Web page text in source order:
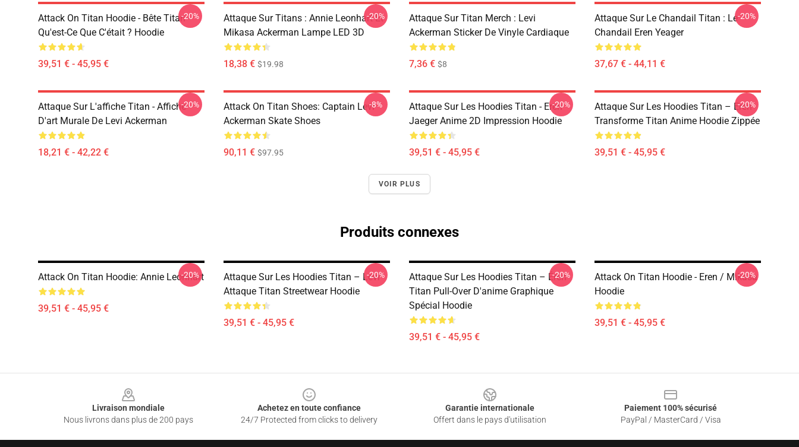
Attack On Titan Hoodie - Bête Titan -
Qu'est-Ce Que C'était ? Hoodie
39,51 € - 45,95 €
-20%
Attaque Sur Titans : Annie Leonhart Et
Mikasa Ackerman Lampe LED 3D
18,38 € $19.98
-20%
Attaque Sur Titan Merch : Levi
Ackerman Sticker De Vinyle Cardiaque
7,36 € $8
Attaque Sur Le Chandail Titan : Le
Chandail Eren Yeager
37,67 € - 44,11 €
-20%
Attaque Sur L'affiche Titan - Affiche
D'art Murale De Levi Ackerman
18,21 € - 42,22 €
-20%
Attack On Titan Shoes: Captain Levi
Ackerman Skate Shoes
90,11 € $97.95
-8%
Attaque Sur Les Hoodies Titan - Eren
Jaeger Anime 2D Impression Hoodie
39,51 € - 45,95 €
-20%
Attaque Sur Les Hoodies Titan – Eren
Transforme Titan Anime Hoodie Zippée
39,51 € - 45,95 €
-20%
VOIR PLUS
Produits connexes
Attack On Titan Hoodie: Annie Leonhart
39,51 € - 45,95 €
-20%
Attaque Sur Les Hoodies Titan – Levi
Attaque Titan Streetwear Hoodie
39,51 € - 45,95 €
-20%
Attaque Sur Les Hoodies Titan – Éren
Titan Pull-Over D'anime Graphique
Spécial Hoodie
39,51 € - 45,95 €
-20%
Attack On Titan Hoodie - Eren / Mikasa
Hoodie
39,51 € - 45,95 €
-20%
Livraison mondiale
Nous livrons dans plus de 200 pays
Achetez en toute confiance
24/7 Protected from clicks to delivery
Garantie internationale
Offert dans le pays d'utilisation
Paiement 100% sécurisé
PayPal / MasterCard / Visa